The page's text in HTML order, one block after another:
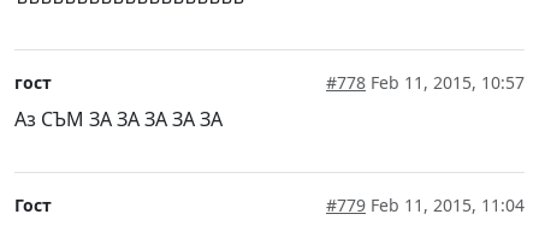
гост #778 Feb 11, 2015, 10:57
Аз СЪМ ЗА ЗА ЗА ЗА ЗА
Гост #779 Feb 11, 2015, 11:04